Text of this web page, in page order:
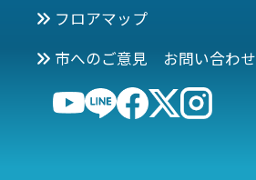
フロアマップ
市へのご意見 お問い合わせ